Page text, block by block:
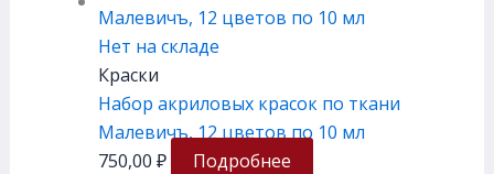
Нет на складе
Краски
Набор акриловых красок по ткани
Малевичъ, 12 цветов по 10 мл
750,00 ₽ Подробнее